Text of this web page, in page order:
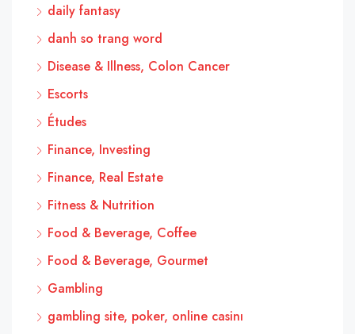
daily fantasy
danh so trang word
Disease & Illness, Colon Cancer
Escorts
Études
Finance, Investing
Finance, Real Estate
Fitness & Nutrition
Food & Beverage, Coffee
Food & Beverage, Gourmet
Gambling
gambling site, poker, online casinı